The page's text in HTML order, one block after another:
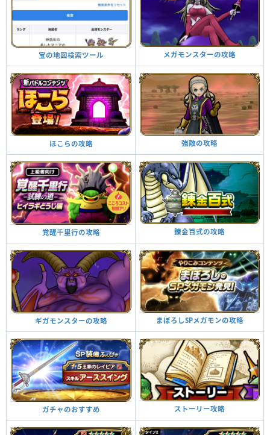
宝の地図検索ツール メガモンスターの攻略
ほこらの攻略 強敵の攻略
覚醒千里行の攻略 錬金百式の攻略
ギガモンスターの攻略 まぼろしSPメガモンの攻略
ガチャのおすすめ ストーリー攻略